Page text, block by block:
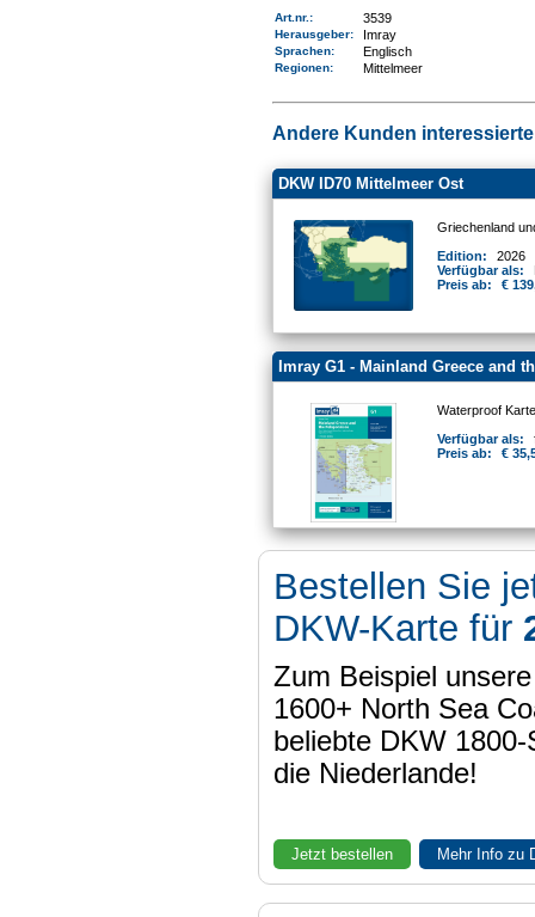
Art.nr. : 3539
Herausgeber: Imray
Sprachen: Englisch
Regionen: Mittelmeer
Andere Kunden
DKW ID70 Mittelmeer Ost
Griechenland
Edition:
2026
Verfügbar als:
Preis ab:
€
Imray G1 - Mainland Greece and
Waterproof
Verfügbar als:
Preis ab:
€
Bestellen Sie
DKW-Karte für
Zum Beispiel
1600+ North Sea
beliebte DKW
die Niederlande!
Jetzt bestellen Mehr Info zu